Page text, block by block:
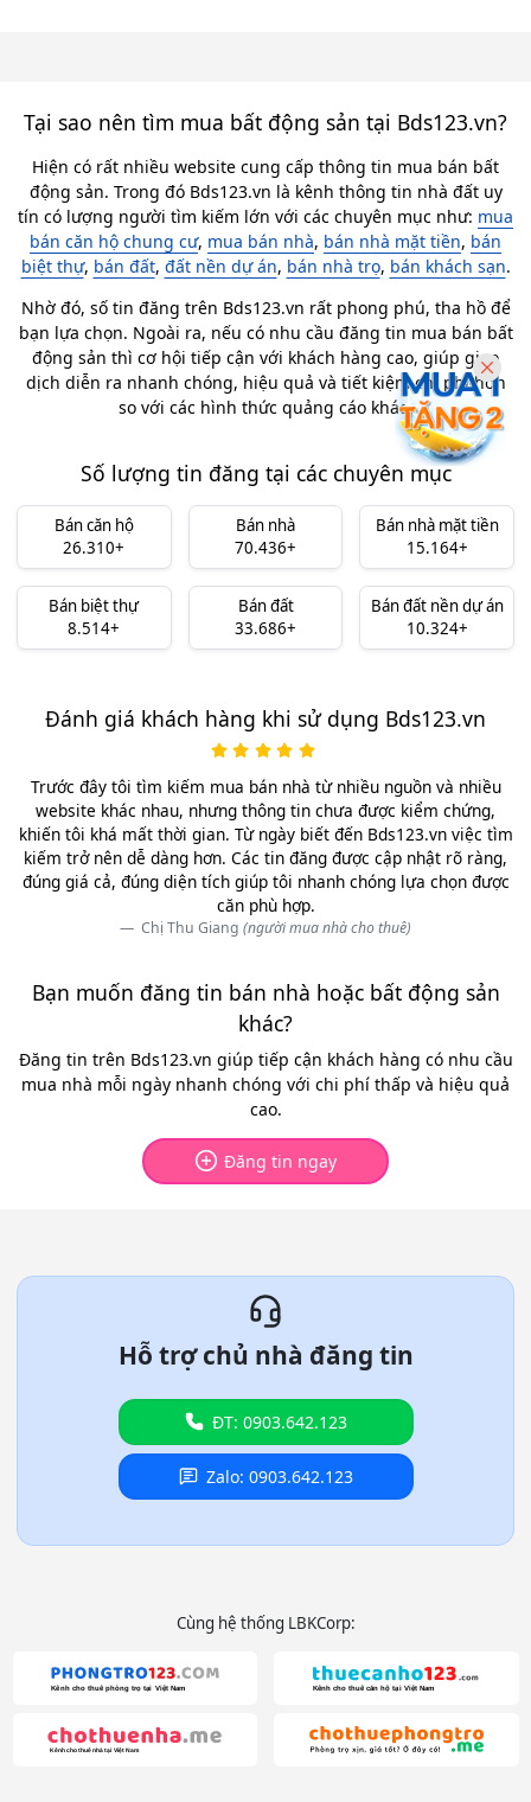
Tại sao nên tìm mua bất động sản tại Bds123.vn?
Hiện có rất nhiều website cung cấp thông tin mua bán bất
động sản. Trong đó Bds123.vn là kênh thông tin nhà đất uy
tín có lượng người tìm kiếm lớn với các chuyên mục như: mua
bán căn hộ chung cư, mua bán nhà, bán nhà mặt tiền, bán
biệt thự, bán đất, đất nền dự án, bán nhà trọ, bán khách sạn.
Nhờ đó, số tin đăng trên Bds123.vn rất phong phú, tha hồ để
bạn lựa chọn. Ngoài ra, nếu có nhu cầu đăng tin mua bán bất
động sản thì cơ hội tiếp cận với khách hàng cao, giúp giao
dịch diễn ra nhanh chóng, hiệu quả và tiết kiệm chi phí hơn
so với các hình thức quảng cáo khác.
Số lượng tin đăng tại các chuyên mục
Bán căn hộ
26.310+
Bán nhà
70.436+
Bán nhà mặt tiền
15.164+
Bán biệt thự
8.514+
Bán đất
33.686+
Bán đất nền dự án
10.324+
Đánh giá khách hàng khi sử dụng Bds123.vn
Trước đây tôi tìm kiếm mua bán nhà từ nhiều nguồn và nhiều
website khác nhau, nhưng thông tin chưa được kiểm chứng,
khiến tôi khá mất thời gian. Từ ngày biết đến Bds123.vn việc tìm
kiếm trở nên dễ dàng hơn. Các tin đăng được cập nhật rõ ràng,
đúng giá cả, đúng diện tích giúp tôi nhanh chóng lựa chọn được
căn phù hợp.
Chị Thu Giang (người mua nhà cho thuê)
Bạn muốn đăng tin bán nhà hoặc bất động sản
khác?
Đăng tin trên Bds123.vn giúp tiếp cận khách hàng có nhu cầu
mua nhà mỗi ngày nhanh chóng với chi phí thấp và hiệu quả
cao.
Đăng tin ngay
Hỗ trợ chủ nhà đăng tin
ĐT: 0903.642.123
Zalo: 0903.642.123
Cùng hệ thống LBKCorp: